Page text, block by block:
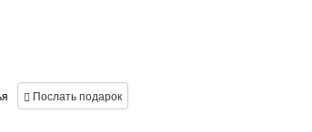
Послать подарок